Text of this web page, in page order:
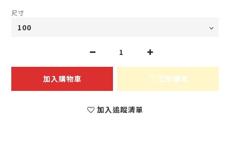
尺寸
加入購物車 立即購買
加入追蹤清單